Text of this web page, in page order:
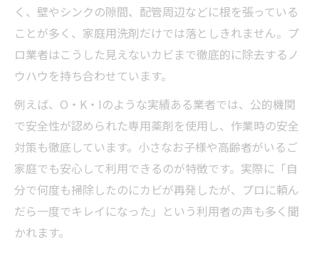
く、壁やシンクの隙間、配管周辺などに根を張っている
ことが多く、家庭用洗剤だけでは落としきれません。プ
ロ業者はこうした見えないカビまで徹底的に除去するノ
ウハウを持ち合わせています。
例えば、O・K・Iのような実績ある業者では、公的機関
で安全性が認められた専用薬剤を使用し、作業時の安全
対策も徹底しています。小さなお子様や高齢者がいるご
家庭でも安心して利用できるのが特徴です。実際に「自
分で何度も掃除したのにカビが再発したが、プロに頼ん
だら一度でキレイになった」という利用者の声も多く聞
かれます。